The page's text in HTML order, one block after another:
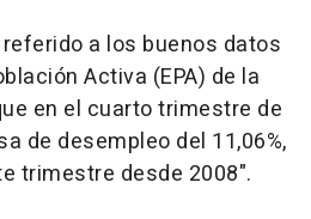
a los buenos datos
Activa (EPA) de la
en el cuarto trimestre de
de desempleo del 11,06%,
trimestre desde 2008".